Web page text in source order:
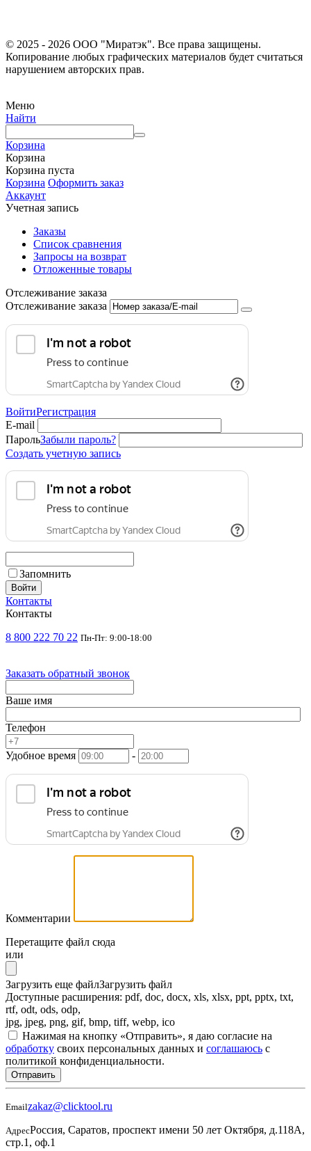
© 2025 - 2026 ООО "Миратэк". Все права защищены.
Копирование любых графических материалов будет считаться
нарушением авторских прав.
Меню
Найти
Корзина
Корзина
Корзина пуста
Корзина Оформить заказ
Аккаунт
Учетная запись
Заказы
Список сравнения
Запросы на возврат
Отложенные товары
Отслеживание заказа
Отслеживание заказа
ВойтиРегистрация
E-mail
ПарольЗабыли пароль?
Создать учетную запись
Запомнить
Войти
Контакты
Контакты
8 800 222 70 22 Пн-Пт: 9:00-18:00
Заказать обратный звонок
Ваше имя
Телефон
Удобное время -
Комментарии
Перетащите файл сюда
или
Загрузить еще файлЗагрузить файл
Доступные расширения: pdf, doc, docx, xls, xlsx, ppt, pptx, txt,
rtf, odt, ods, odp,
jpg, jpeg, png, gif, bmp, tiff, webp, ico
Нажимая на кнопку «Отправить», я даю согласие на
обработку своих персональных данных и соглашаюсь с
политикой конфиденциальности.
Отправить
Emailzakaz@clicktool.ru
АдресРоссия, Саратов, проспект имени 50 лет Октября, д.118А,
стр.1, оф.1